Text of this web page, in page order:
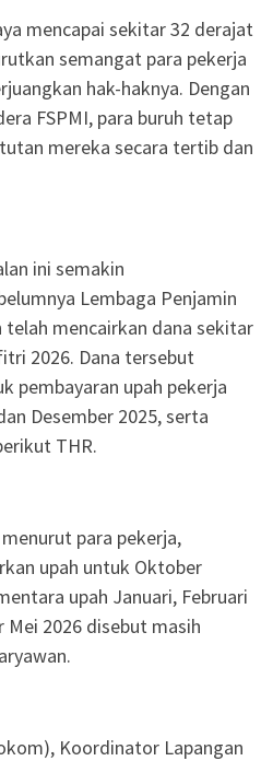
mencapai sekitar 32 derajat
semangat para pekerja
hak-haknya. Dengan
FSPMI, para buruh tetap
mereka secara tertib dan
ini semakin
Lembaga Penjamin
telah mencairkan dana sekitar
2026. Dana tersebut
pembayaran upah pekerja
Desember 2025, serta
THR.
para pekerja,
upah untuk Oktober
upah Januari, Februari
Mei 2026 disebut masih
Koordinator Lapangan